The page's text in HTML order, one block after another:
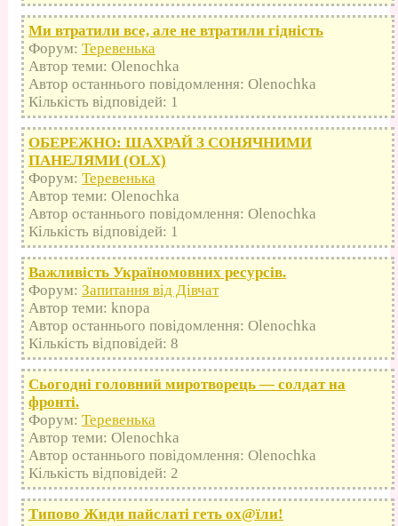
Ми втратили все, але не втратили гідність
Форум: Теревенька
Автор теми: Olenochka
Автор останнього повідомлення: Olenochka
Кількість відповідей: 1
ОБЕРЕЖНО: ШАХРАЙ З СОНЯЧНИМИ
ПАНЕЛЯМИ (OLX)
Форум: Теревенька
Автор теми: Olenochka
Автор останнього повідомлення: Olenochka
Кількість відповідей: 1
Важливість Україномовних ресурсів.
Форум: Запитання від Дівчат
Автор теми: knopa
Автор останнього повідомлення: Olenochka
Кількість відповідей: 8
Сьогодні головний миротворець — солдат на
фронті.
Форум: Теревенька
Автор теми: Olenochka
Автор останнього повідомлення: Olenochka
Кількість відповідей: 2
Типово Жиди пайслаті геть оx@їли!